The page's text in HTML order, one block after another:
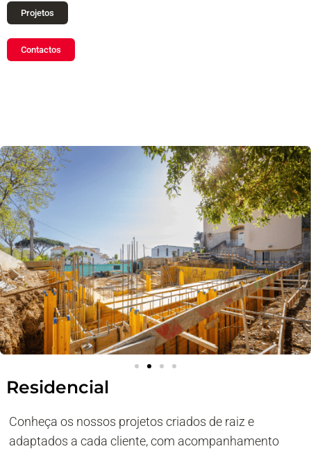
Projetos
Contactos
Residencial
Conheça os nossos projetos criados de raiz e
adaptados a cada cliente, com acompanhamento